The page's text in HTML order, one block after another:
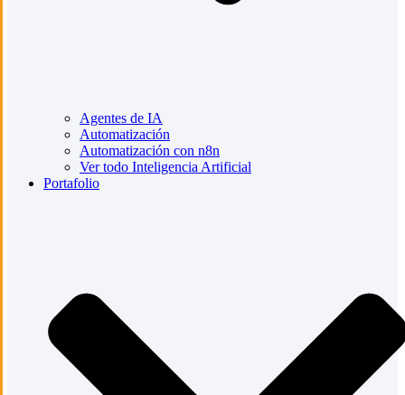
Agentes de IA
Automatización
Automatización con n8n
Ver todo Inteligencia Artificial
Portafolio